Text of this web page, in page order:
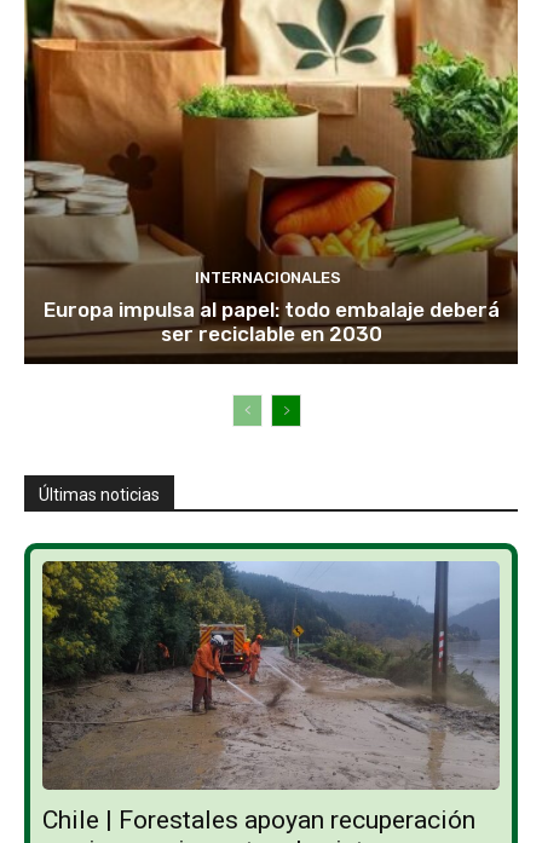
INTERNACIONALES
Europa impulsa al papel: todo embalaje deberá
ser reciclable en 2030
Últimas noticias
Chile | Forestales apoyan recuperación